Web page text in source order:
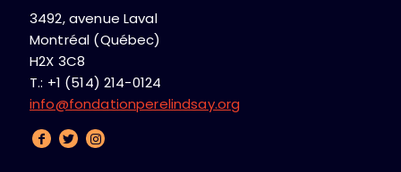
3492, avenue Laval
Montréal (Québec)
H2X 3C8
T.: +1 (514) 214-0124
info@fondationperelindsay.org